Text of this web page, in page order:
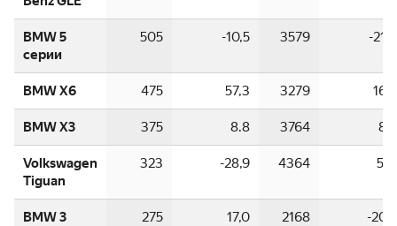
BMW 5
серии
505 -10,5 3579 -21,0
BMW X6 475 57,3 3279 16,5
BMW X3 375 8.8 3764 8,5
Volkswagen
Tiguan
323 -28,9 4364 51,1
BMW 3
275 17,0 2168 -20,2